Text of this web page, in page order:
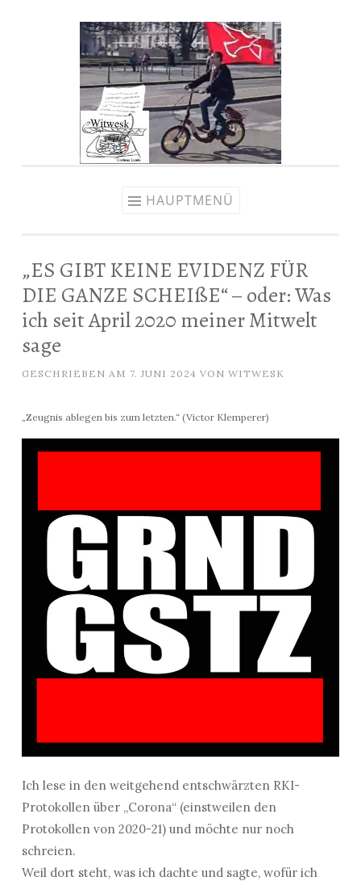
HAUPTMENÜ
„ES GIBT KEINE EVIDENZ FÜR
DIE GANZE SCHEIßE“ – oder: Was
ich seit April 2020 meiner Mitwelt
sage
GESCHRIEBEN AM 7. JUNI 2024 VON WITWESK
„Zeugnis ablegen bis zum letzten.“ (Victor Klemperer)
Ich lese in den weitgehend entschwärzten RKI-
Protokollen über „Corona“ (einstweilen den
Protokollen von 2020-21) und möchte nur noch
schreien.
Weil dort steht, was ich dachte und sagte, wofür ich